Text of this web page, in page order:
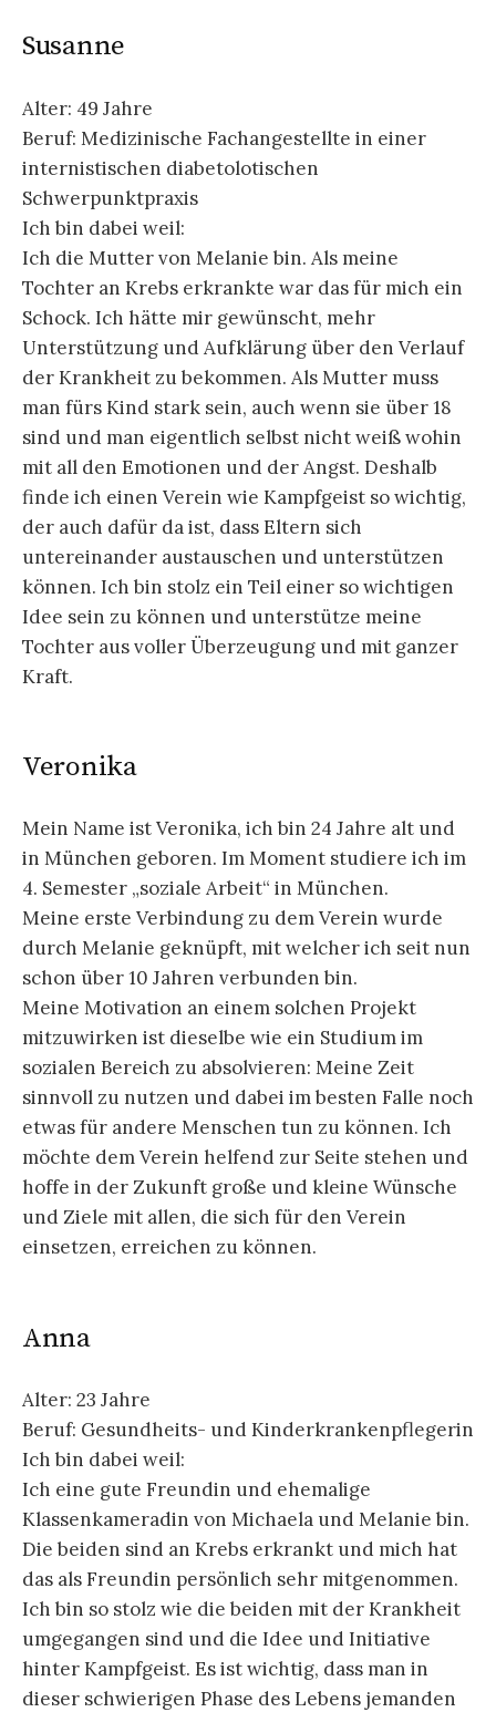
Susanne
Alter: 49 Jahre
Beruf: Medizinische Fachangestellte in einer
internistischen diabetolotischen
Schwerpunktpraxis
Ich bin dabei weil:
Ich die Mutter von Melanie bin. Als meine
Tochter an Krebs erkrankte war das für mich ein
Schock. Ich hätte mir gewünscht, mehr
Unterstützung und Aufklärung über den Verlauf
der Krankheit zu bekommen. Als Mutter muss
man fürs Kind stark sein, auch wenn sie über 18
sind und man eigentlich selbst nicht weiß wohin
mit all den Emotionen und der Angst. Deshalb
finde ich einen Verein wie Kampfgeist so wichtig,
der auch dafür da ist, dass Eltern sich
untereinander austauschen und unterstützen
können. Ich bin stolz ein Teil einer so wichtigen
Idee sein zu können und unterstütze meine
Tochter aus voller Überzeugung und mit ganzer
Kraft.
Veronika
Mein Name ist Veronika, ich bin 24 Jahre alt und
in München geboren. Im Moment studiere ich im
4. Semester „soziale Arbeit“ in München.
Meine erste Verbindung zu dem Verein wurde
durch Melanie geknüpft, mit welcher ich seit nun
schon über 10 Jahren verbunden bin.
Meine Motivation an einem solchen Projekt
mitzuwirken ist dieselbe wie ein Studium im
sozialen Bereich zu absolvieren: Meine Zeit
sinnvoll zu nutzen und dabei im besten Falle noch
etwas für andere Menschen tun zu können. Ich
möchte dem Verein helfend zur Seite stehen und
hoffe in der Zukunft große und kleine Wünsche
und Ziele mit allen, die sich für den Verein
einsetzen, erreichen zu können.
Anna
Alter: 23 Jahre
Beruf: Gesundheits- und Kinderkrankenpflegerin
Ich bin dabei weil:
Ich eine gute Freundin und ehemalige
Klassenkameradin von Michaela und Melanie bin.
Die beiden sind an Krebs erkrankt und mich hat
das als Freundin persönlich sehr mitgenommen.
Ich bin so stolz wie die beiden mit der Krankheit
umgegangen sind und die Idee und Initiative
hinter Kampfgeist. Es ist wichtig, dass man in
dieser schwierigen Phase des Lebens jemanden